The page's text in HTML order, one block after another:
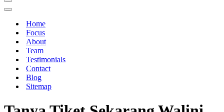
Menu
Navigasi
Menu
NavigasiHome
Focus
About
Team
Testimonials
Contact
Blog
Sitemap